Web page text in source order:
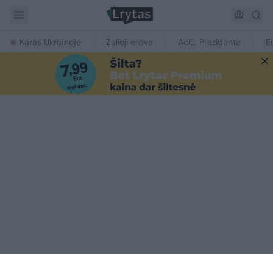
Karas Ukrainoje Žalioji erdvė Ačiū, Prezidente